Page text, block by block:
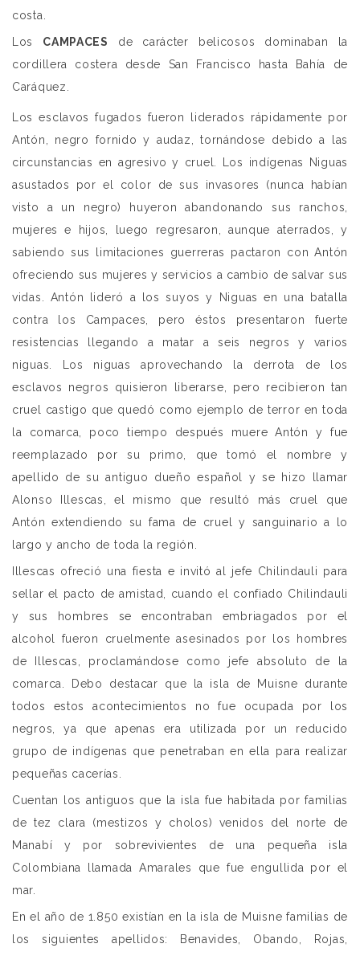
costa.
Los CAMPACES
de carácter belicosos dominaban la
cordillera costera desde San Francisco hasta Bahía de
Caráquez.
Los esclavos fugados fueron liderados rápidamente por
Antón, negro fornido y audaz, tornándose debido a las
circunstancias en agresivo y cruel. Los indígenas Niguas
asustados por el color de sus invasores (nunca habían
visto a un negro) huyeron abandonando sus ranchos,
mujeres e hijos, luego regresaron, aunque aterrados, y
sabiendo sus limitaciones guerreras pactaron con Antón
ofreciendo sus mujeres y servicios a cambio de salvar sus
vidas. Antón lideró a los suyos y Niguas en una batalla
contra los Campaces, pero éstos presentaron fuerte
resistencias llegando a matar a seis negros y varios
niguas. Los niguas aprovechando la derrota de los
esclavos negros quisieron liberarse, pero recibieron tan
cruel castigo que quedó como ejemplo de terror en toda
la comarca, poco tiempo después muere Antón y fue
reemplazado por su primo, que tomó el nombre y
apellido de su antiguo dueño español y se hizo llamar
Alonso Illescas, el mismo que resultó más cruel que
Antón extendiendo su fama de cruel y sanguinario a lo
largo y ancho de toda la región.
Illescas ofreció una fiesta e invitó al jefe Chilindauli para
sellar el pacto de amistad, cuando el confiado Chilindauli
y sus hombres se encontraban embriagados por el
alcohol fueron cruelmente asesinados por los hombres
de Illescas, proclamándose como jefe absoluto de la
comarca. Debo destacar que la isla de Muisne durante
todos estos acontecimientos no fue ocupada por los
negros, ya que apenas era utilizada por un reducido
grupo de indígenas que penetraban en ella para realizar
pequeñas cacerías.
Cuentan los antiguos que la isla fue habitada por familias
de tez clara (mestizos y cholos) venidos del norte de
Manabí y por sobrevivientes de una pequeña isla
Colombiana llamada Amarales que fue engullida por el
mar.
En el año de 1.850 existían en la isla de Muisne familias de
los siguientes apellidos: Benavides, Obando, Rojas,